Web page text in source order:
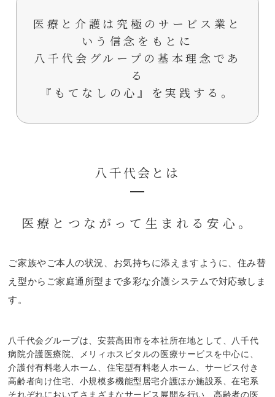
医療と介護は究極のサービス業と
いう信念をもとに
八千代会グループの基本理念であ
る
『もてなしの心』を実践する。
八千代会とは
医療とつながって生まれる安心。
ご家族やご本人の状況、お気持ちに添えますように、 住み替
え型からご家庭通所型まで多彩な介護システムで対応致しま
す。
八千代会グループは、安芸高田市を本社所在地として、八千代
病院介護医療院、メリィホスピタルの医療サービスを中心に、
介護付有料老人ホーム、住宅型有料老人ホーム、サービス付き
高齢者向け住宅、小規模多機能型居宅介護ほか施設系、在宅系
それぞれにおいてさまざまなサービス展開を行い、高齢者の医